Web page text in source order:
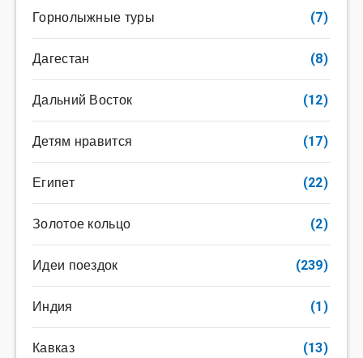
Горнолыжные туры (7)
Дагестан (8)
Дальний Восток (12)
Детям нравится (17)
Египет (22)
Золотое кольцо (2)
Идеи поездок (239)
Индия (1)
Кавказ (13)